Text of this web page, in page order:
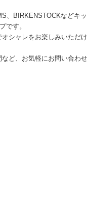
BIRKENSTOCKなどキ
です。
シャレをお楽しみいただけ
ど、お気軽にお問い合わせ